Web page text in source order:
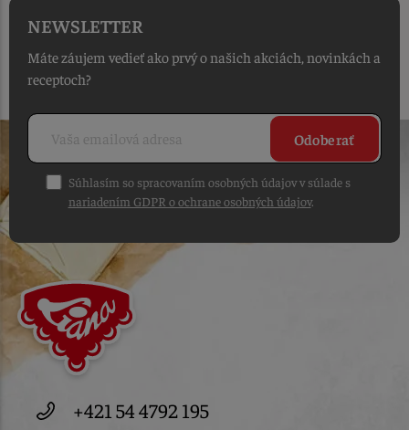
NEWSLETTER
Máte záujem vedieť ako prvý o našich akciách, novinkách a
receptoch?
Odoberať
Súhlasím so spracovaním osobných údajov v súlade s
nariadením GDPR o ochrane osobných údajov.
+421 54 4792 195